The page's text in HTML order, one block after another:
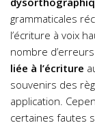
grammaticales
l’écriture à voix
nombre
liée à l’écriture
souvenirs des
application.
certaines fautes